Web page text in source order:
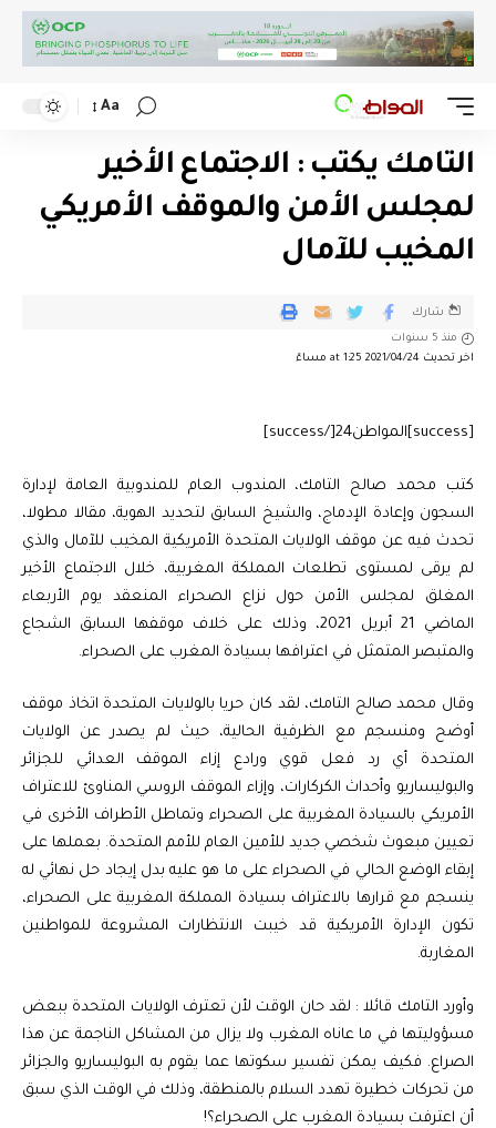
Aa
التامك يكتب : الاجتماع الأخير
لمجلس الأمن والموقف الأمريكي
المخيب للآمال
اخر تحديث 2021/04/24 at 1:25 مساءً
منذ 5 سنوات
شارك
[success]المواطن24[/success]
كتب محمد صالح التامك، المندوب العام للمندوبية العامة لإدارة
السجون وإعادة الإدماج، والشيخ السابق لتحديد الهوية، مقالا مطولا،
تحدث فيه عن موقف الولايات المتحدة الأمريكية المخيب للآمال والذي
لم يرقى لمستوى تطلعات المملكة المغربية، خلال الاجتماع الأخير
المغلق لمجلس الأمن حول نزاع الصحراء المنعقد يوم الأربعاء
الماضي 21 أبريل 2021، وذلك على خلاف موقفها السابق الشجاع
والمتبصر المتمثل في اعترافها بسيادة المغرب على الصحراء.
وقال محمد صالح التامك، لقد كان حريا بالولايات المتحدة اتخاذ موقف
أوضح ومنسجم مع الظرفية الحالية، حيث لم يصدر عن الولايات
المتحدة أي رد فعل قوي ورادع إزاء الموقف العدائي للجزائر
والبوليساريو وأحداث الكركارات، وإزاء الموقف الروسي المناوئ للاعتراف
الأمريكي بالسيادة المغربية على الصحراء وتماطل الأطراف الأخرى في
تعيين مبعوث شخصي جديد للأمين العام للأمم المتحدة. بعملها على
إبقاء الوضع الحالي في الصحراء على ما هو عليه بدل إيجاد حل نهائي له
ينسجم مع قرارها بالاعتراف بسيادة المملكة المغربية على الصحراء،
تكون الإدارة الأمريكية قد خيبت الانتظارات المشروعة للمواطنين
المغاربة.
وأورد التامك قائلا : لقد حان الوقت لأن تعترف الولايات المتحدة ببعض
مسؤوليتها في ما عاناه المغرب ولا يزال من المشاكل الناجمة عن هذا
الصراع. فكيف يمكن تفسير سكوتها عما يقوم به البوليساريو والجزائر
من تحركات خطيرة تهدد السلام بالمنطقة، وذلك في الوقت الذي سبق
أن اعترفت بسيادة المغرب على الصحراء؟!